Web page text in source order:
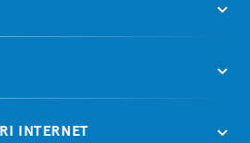
INTERNET